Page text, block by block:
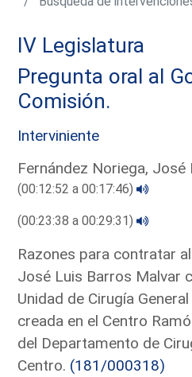
IV Legislatura
Pregunta oral al
Comisión.
Interviniente
Fernández Noriega, José
(00:12:52 a 00:17:46)
(00:23:38 a 00:29:31)
Razones para contratar
José Luis Barros Malvar
Unidad de Cirugía
creada en el Centro
del Departamento de
Centro. (181/000318)